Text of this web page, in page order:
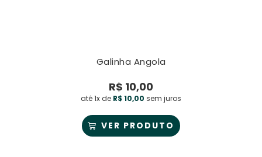
Galinha Angola
R$ 10,00
até 1x de R$ 10,00 sem juros
VER PRODUTO